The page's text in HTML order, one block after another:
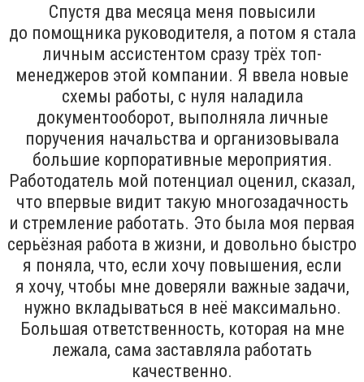
Спустя два месяца меня повысили
до помощника руководителя, а потом я стала
личным ассистентом сразу трёх топ-
менеджеров этой компании. Я ввела новые
схемы работы, с нуля наладила
документооборот, выполняла личные
поручения начальства и организовывала
большие корпоративные мероприятия.
Работодатель мой потенциал оценил, сказал,
что впервые видит такую многозадачность
и стремление работать. Это была моя первая
серьёзная работа в жизни, и довольно быстро
я поняла, что, если хочу повышения, если
я хочу, чтобы мне доверяли важные задачи,
нужно вкладываться в неё максимально.
Большая ответственность, которая на мне
лежала, сама заставляла работать
качественно.